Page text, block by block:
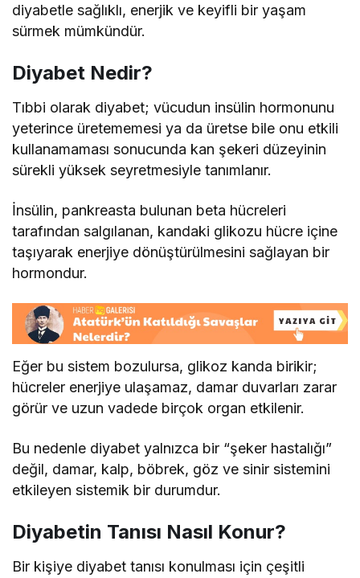
diyabetle sağlıklı, enerjik ve keyifli bir yaşam
sürmek mümkündür.
Diyabet Nedir?
Tıbbi olarak diyabet; vücudun insülin hormonunu
yeterince üretememesi ya da üretse bile onu etkili
kullanamaması sonucunda kan şekeri düzeyinin
sürekli yüksek seyretmesiyle tanımlanır.
İnsülin, pankreasta bulunan beta hücreleri
tarafından salgılanan, kandaki glikozu hücre içine
taşıyarak enerjiye dönüştürülmesini sağlayan bir
hormondur.
Eğer bu sistem bozulursa, glikoz kanda birikir;
hücreler enerjiye ulaşamaz, damar duvarları zarar
görür ve uzun vadede birçok organ etkilenir.
Bu nedenle diyabet yalnızca bir “şeker hastalığı”
değil, damar, kalp, böbrek, göz ve sinir sistemini
etkileyen sistemik bir durumdur.
Diyabetin Tanısı Nasıl Konur?
Bir kişiye diyabet tanısı konulması için çeşitli